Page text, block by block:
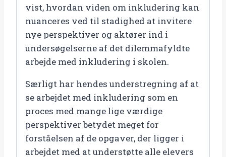
vist, hvordan viden om inkludering kan
nuanceres ved til stadighed at invitere
nye perspektiver og aktører ind i
undersøgelserne af det dilemmafyldte
arbejde med inkludering i skolen.
Særligt har hendes understregning af at
se arbejdet med inkludering som en
proces med mange lige værdige
perspektiver betydet meget for
forståelsen af de opgaver, der ligger i
arbejdet med at understøtte alle elevers